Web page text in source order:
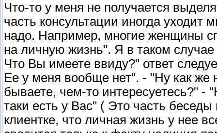
Что-то у меня не получается
часть консультации иногда уходит
надо. Например, многие женщины
на личную жизнь". Я в таком
Что Вы имеете ввиду?" ответ
Ее у меня вообще нет". - "Ну как же
бываете, чем-то интересуетесь?" -
таки есть у Вас" ( Это часть
клиентке, что личная жизнь у нее